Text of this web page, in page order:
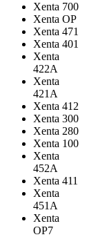
Xenta 700
Xenta OP
Xenta 471
Xenta 401
Xenta
422A
Xenta
421A
Xenta 412
Xenta 300
Xenta 280
Xenta 100
Xenta
452A
Xenta 411
Xenta
451A
Xenta
OP7